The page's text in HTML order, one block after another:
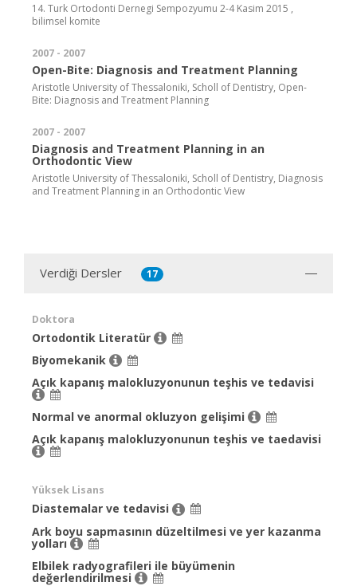
14. Turk Ortodonti Dernegi Sempozyumu 2-4 Kasim 2015 ,
bilimsel komite
2007 - 2007
Open-Bite: Diagnosis and Treatment Planning
Aristotle University of Thessaloniki, Scholl of Dentistry, Open-
Bite: Diagnosis and Treatment Planning
2007 - 2007
Diagnosis and Treatment Planning in an
Orthodontic View
Aristotle University of Thessaloniki, Scholl of Dentistry, Diagnosis
and Treatment Planning in an Orthodontic View
Verdiği Dersler 17
Doktora
Ortodontik Literatür
Biyomekanik
Açık kapanış malokluzyonunun teşhis ve tedavisi
Normal ve anormal okluzyon gelişimi
Açık kapanış malokluzyonunun teşhis ve taedavisi
Yüksek Lisans
Diastemalar ve tedavisi
Ark boyu sapmasının düzeltilmesi ve yer kazanma
yolları
Elbilek radyografileri ile büyümenin
değerlendirilmesi